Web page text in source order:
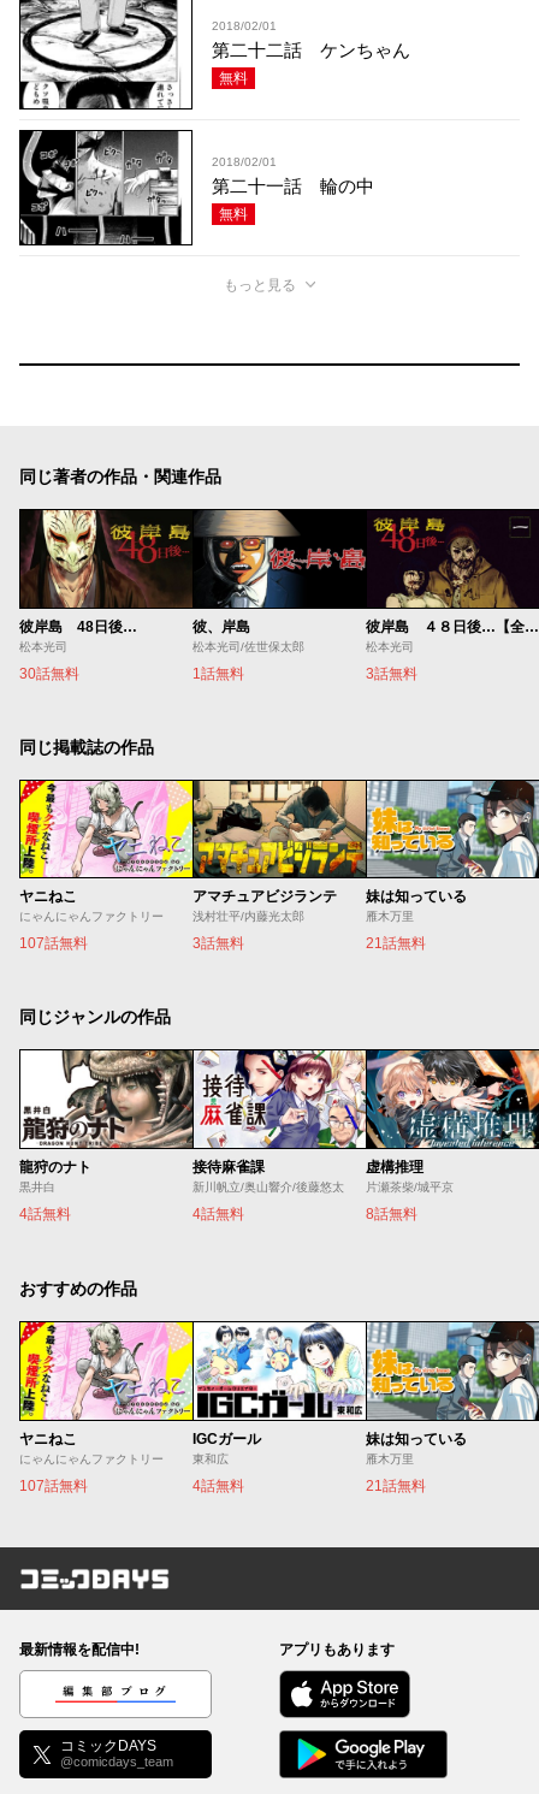
2018/02/01
第二十二話 ケンちゃん
無料
2018/02/01
第二十一話 輪の中
無料
もっと見る
同じ著者の作品・関連作品
彼岸島 48日後…
松本光司
30話無料
彼、岸島
松本光司/佐世保太郎
1話無料
彼岸島 ４８日後…【全国方言版】
松本光司
3話無料
同じ掲載誌の作品
ヤニねこ
にゃんにゃんファクトリー
107話無料
アマチュアビジランテ
浅村壮平/内藤光太郎
3話無料
妹は知っている
雁木万里
21話無料
同じジャンルの作品
龍狩のナト
黒井白
4話無料
接待麻雀課
新川帆立/奥山響介/後藤悠太
4話無料
虚構推理
片瀬茶柴/城平京
8話無料
おすすめの作品
ヤニねこ
にゃんにゃんファクトリー
107話無料
IGCガール
東和広
4話無料
妹は知っている
雁木万里
21話無料
コミックDAYS
最新情報を配信中!
編集部ブログ
コミックDAYS
@comicdays_team
アプリもあります